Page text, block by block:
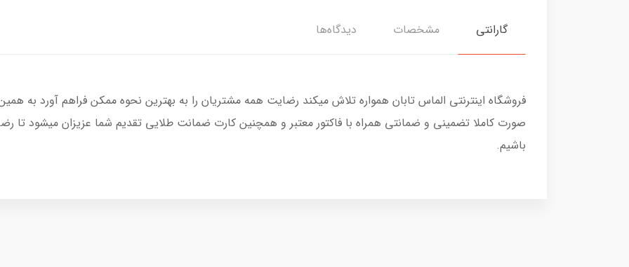
گارانتی مشخصات دیدگاه‌ها
فروشگاه اینترنتی الماس تابان همواره تلاش میکند رضایت همه مشتریان را به بهترین نحوه ممکن فراهم آورد به
صورت کاملا تضمینی و ضمانتی همراه با فاکتور معتبر و همچنین کارت ضمانت طلایی تقدیم شما عزیزان میشود تا
باشیم.